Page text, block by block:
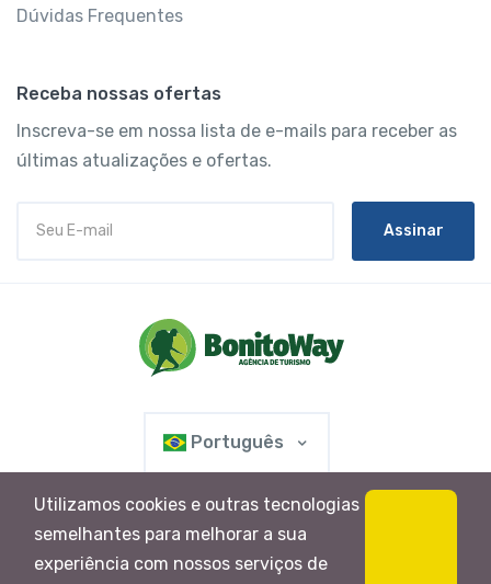
Dúvidas Frequentes
Receba nossas ofertas
Inscreva-se em nossa lista de e-mails para receber as
últimas atualizações e ofertas.
Assinar
Português
Bonito Way Turismo e Eventos - CNPJ
09.235.424/0001-00
Utilizamos cookies e outras tecnologias
semelhantes para melhorar a sua
experiência com nossos serviços de